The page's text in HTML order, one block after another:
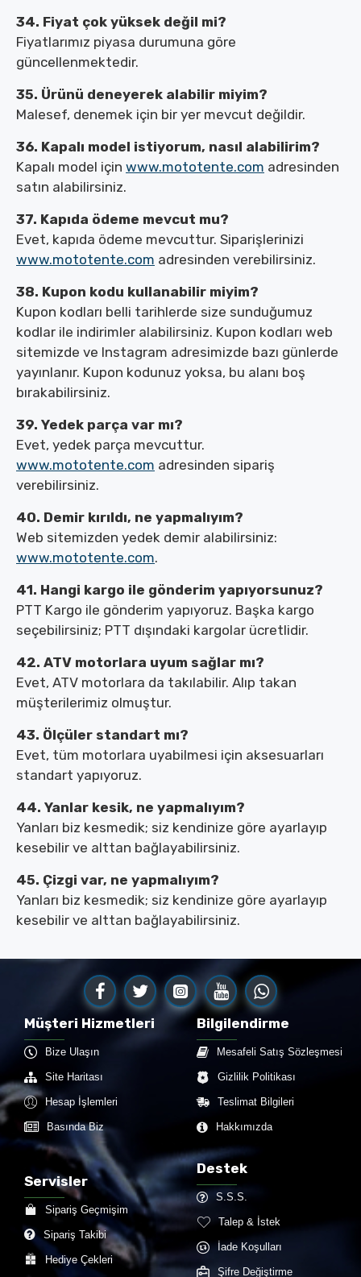
34. Fiyat çok yüksek değil mi?
Fiyatlarımız piyasa durumuna göre
güncellenmektedir.
35. Ürünü deneyerek alabilir miyim?
Malesef, denemek için bir yer mevcut değildir.
36. Kapalı model istiyorum, nasıl alabilirim?
Kapalı model için www.mototente.com adresinden
satın alabilirsiniz.
37. Kapıda ödeme mevcut mu?
Evet, kapıda ödeme mevcuttur. Siparişlerinizi
www.mototente.com adresinden verebilirsiniz.
38. Kupon kodu kullanabilir miyim?
Kupon kodları belli tarihlerde size sunduğumuz
kodlar ile indirimler alabilirsiniz. Kupon kodları web
sitemizde ve Instagram adresimizde bazı günlerde
yayınlanır. Kupon kodunuz yoksa, bu alanı boş
bırakabilirsiniz.
39. Yedek parça var mı?
Evet, yedek parça mevcuttur.
www.mototente.com adresinden sipariş
verebilirsiniz.
40. Demir kırıldı, ne yapmalıyım?
Web sitemizden yedek demir alabilirsiniz:
www.mototente.com.
41. Hangi kargo ile gönderim yapıyorsunuz?
PTT Kargo ile gönderim yapıyoruz. Başka kargo
seçebilirsiniz; PTT dışındaki kargolar ücretlidir.
42. ATV motorlara uyum sağlar mı?
Evet, ATV motorlara da takılabilir. Alıp takan
müşterilerimiz olmuştur.
43. Ölçüler standart mı?
Evet, tüm motorlara uyabilmesi için aksesuarları
standart yapıyoruz.
44. Yanlar kesik, ne yapmalıyım?
Yanları biz kesmedik; siz kendinize göre ayarlayıp
kesebilir ve alttan bağlayabilirsiniz.
45. Çizgi var, ne yapmalıyım?
Yanları biz kesmedik; siz kendinize göre ayarlayıp
kesebilir ve alttan bağlayabilirsiniz.
Müşteri Hizmetleri
Bize Ulaşın
Site Haritası
Hesap İşlemleri
Basında Biz
Bilgilendirme
Mesafeli Satış Sözleşmesi
Gizlilik Politikası
Teslimat Bilgileri
Hakkımızda
Servisler
Sipariş Geçmişim
Sipariş Takibi
Hediye Çekleri
Destek
S.S.S.
Talep & İstek
İade Koşulları
Şifre Değiştirme